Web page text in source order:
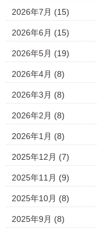
2026年7月 (15)
2026年6月 (15)
2026年5月 (19)
2026年4月 (8)
2026年3月 (8)
2026年2月 (8)
2026年1月 (8)
2025年12月 (7)
2025年11月 (9)
2025年10月 (8)
2025年9月 (8)